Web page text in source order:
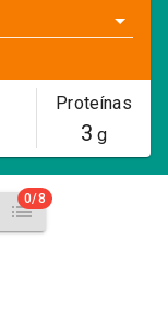
Proteínas
3 g
0/8